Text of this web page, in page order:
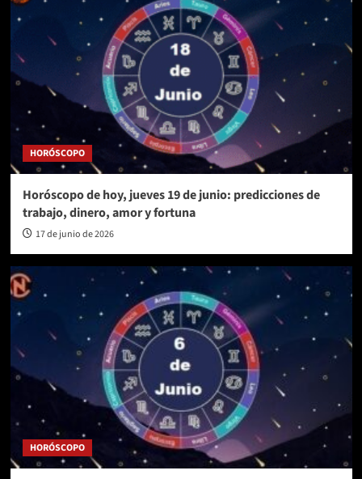
HORÓSCOPO
Horóscopo de hoy, jueves 19 de junio: predicciones de
trabajo, dinero, amor y fortuna
17 de junio de 2026
HORÓSCOPO